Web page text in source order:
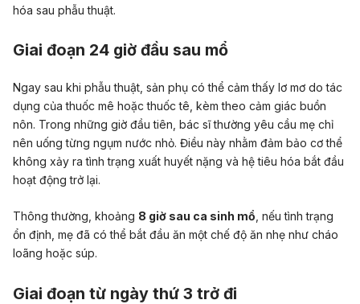
hóa sau phẫu thuật.
Giai đoạn 24 giờ đầu sau mổ
Ngay sau khi phẫu thuật, sản phụ có thể cảm thấy lơ mơ do tác
dụng của thuốc mê hoặc thuốc tê, kèm theo cảm giác buồn
nôn. Trong những giờ đầu tiên, bác sĩ thường yêu cầu mẹ chỉ
nên uống từng ngụm nước nhỏ. Điều này nhằm đảm bảo cơ thể
không xảy ra tình trạng xuất huyết nặng và hệ tiêu hóa bắt đầu
hoạt động trở lại.
Thông thường, khoảng 8 giờ sau ca sinh mổ, nếu tình trạng
ổn định, mẹ đã có thể bắt đầu ăn một chế độ ăn nhẹ như cháo
loãng hoặc súp.
Giai đoạn từ ngày thứ 3 trở đi